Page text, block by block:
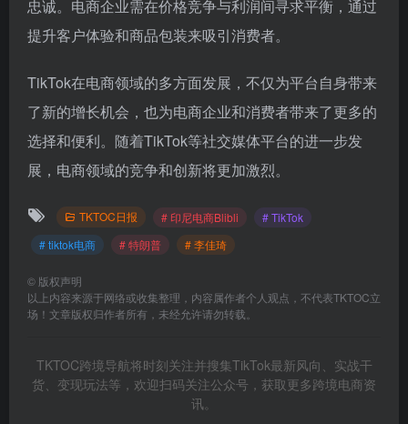
忠诚。电商企业需在价格竞争与利润间寻求平衡，通过
提升客户体验和商品包装来吸引消费者。
TikTok在电商领域的多方面发展，不仅为平台自身带来
了新的增长机会，也为电商企业和消费者带来了更多的
选择和便利。随着TikTok等社交媒体平台的进一步发
展，电商领域的竞争和创新将更加激烈。
TKTOC日报 # 印尼电商Blibli
# TikTok
# tiktok电商
# 特朗普 # 李佳琦
© 版权声明
以上内容来源于网络或收集整理，内容属作者个人观点，不代表TKTOC立
场！文章版权归作者所有，未经允许请勿转载。
TKTOC跨境导航将时刻关注并搜集TikTok最新风向、实战干
货、变现玩法等，欢迎扫码关注公众号，获取更多跨境电商资
讯。